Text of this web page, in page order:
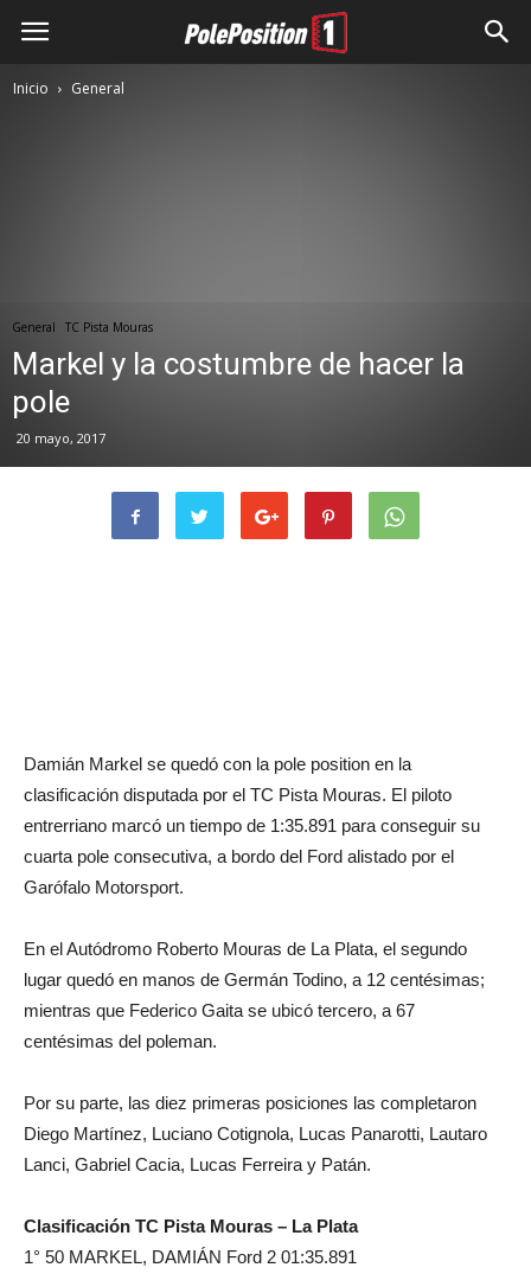
Inicio General
General TC Pista Mouras
Markel y la costumbre de hacer la
pole
20 mayo, 2017
Damián Markel se quedó con la pole position en la
clasificación disputada por el TC Pista Mouras. El piloto
entrerriano marcó un tiempo de 1:35.891 para conseguir su
cuarta pole consecutiva, a bordo del Ford alistado por el
Garófalo Motorsport.
En el Autódromo Roberto Mouras de La Plata, el segundo
lugar quedó en manos de Germán Todino, a 12 centésimas;
mientras que Federico Gaita se ubicó tercero, a 67
centésimas del poleman.
Por su parte, las diez primeras posiciones las completaron
Diego Martínez, Luciano Cotignola, Lucas Panarotti, Lautaro
Lanci, Gabriel Cacia, Lucas Ferreira y Patán.
Clasificación TC Pista Mouras – La Plata
1° 50 MARKEL, DAMIÁN Ford 2 01:35.891